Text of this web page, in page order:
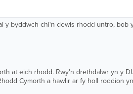
y byddwch chi'n dewis rhodd untro, bob
at eich rhodd. Rwy'n drethdalwr yn y
Cymorth a hawlir ar fy holl roddion